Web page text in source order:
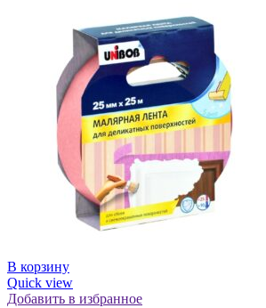
В корзину
Quick view
Добавить в избранное